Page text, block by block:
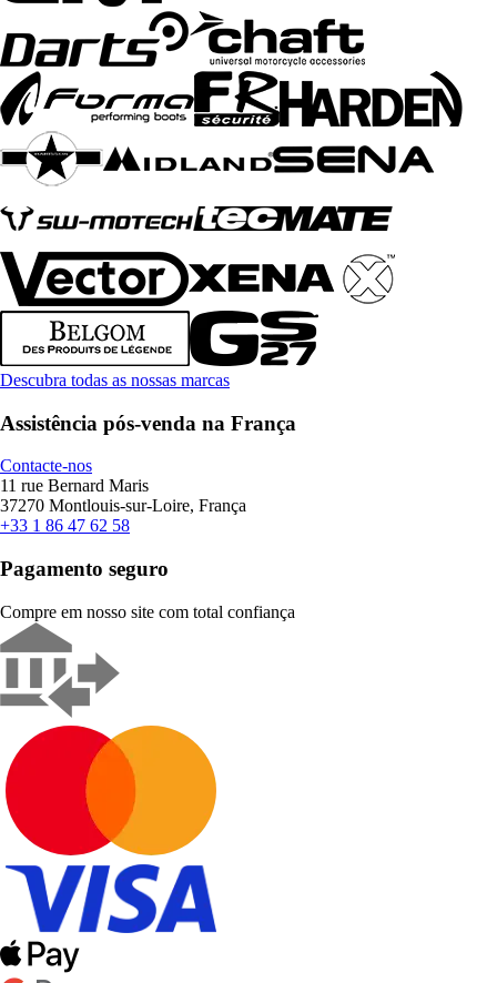
Descubra todas as nossas marcas
Assistência pós-venda na França
Contacte-nos
11 rue Bernard Maris
37270 Montlouis-sur-Loire, França
+33 1 86 47 62 58
Pagamento seguro
Compre em nosso site com total confiança